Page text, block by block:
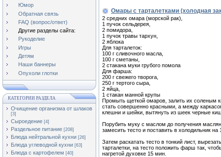
Юмор
Обратная связь
FAQ (вопрос/ответ)
Другие разделы сайта:
Рукоделие
Игры
Детям
Наши баннеры
Опухоли глотки
КАТЕГОРИИ РАЗДЕЛА
Очищение организма от шлаков
[3]
Сыроедение [4]
Раздельное питание [208]
Блюда нейтральной кухни [26]
Блюда углеводной кухни [63]
Блюда с картофелем [40]
Омары с тарталетками (холодная
2 средних омара (морской рак),
1 пучок сельдерея,
2 помидора,
1 пучок травы тархун,
2 яблока
Для тарталеток:
100 г сливочного масла,
100 г сметаны,
2 стакана муки грубого помола
Для фарша:
200 г свежего творога,
250 г тертого сыра,
2 яйца,
1 стакан манной крупы
Промыть щеткой омаров, залить их соленым
стать совершенно красными, а между
клешни и шейки, вытянуть из шеек черные
Порубить муку с маслом до получения
замесить тесто и поставить в холодильник на
Затем раскатать тесто в тонкий лист,
тарталетки, на тесто положить фарш так,
нагретой духовке 15 мин.